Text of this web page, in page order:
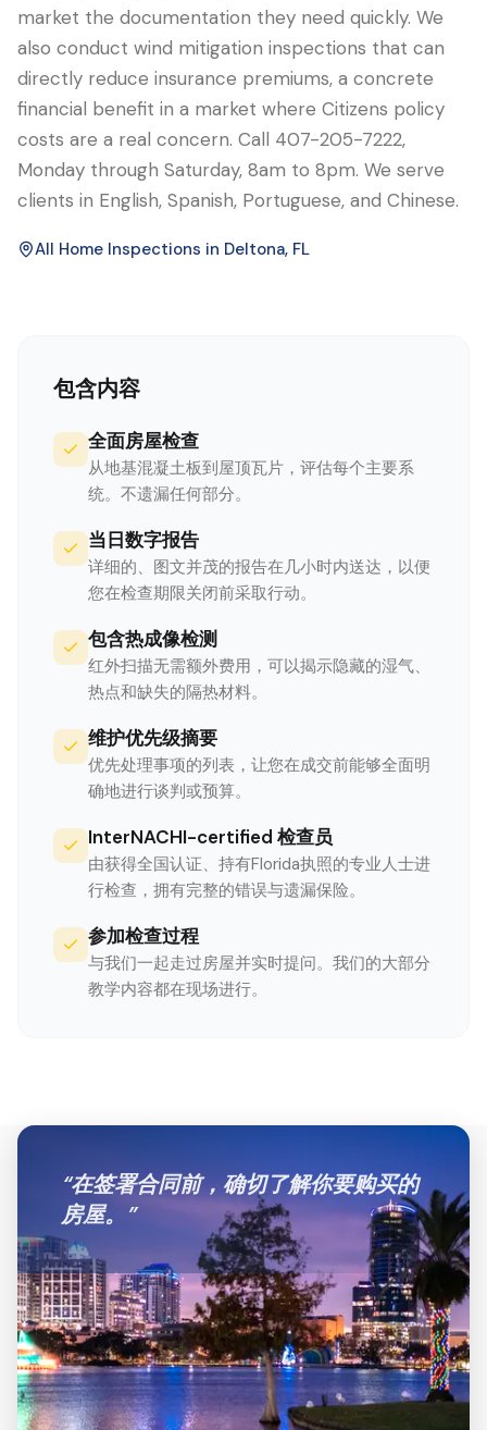
market the documentation they need quickly. We
also conduct wind mitigation inspections that can
directly reduce insurance premiums, a concrete
financial benefit in a market where Citizens policy
costs are a real concern. Call 407-205-7222,
Monday through Saturday, 8am to 8pm. We serve
clients in English, Spanish, Portuguese, and Chinese.
All Home Inspections in Deltona, FL
包含内容
全面房屋检查
从地基混凝土板到屋顶瓦片，评估每个主要系
统。不遗漏任何部分。
当日数字报告
详细的、图文并茂的报告在几小时内送达，以便
您在检查期限关闭前采取行动。
包含热成像检测
红外扫描无需额外费用，可以揭示隐藏的湿气、
热点和缺失的隔热材料。
维护优先级摘要
优先处理事项的列表，让您在成交前能够全面明
确地进行谈判或预算。
InterNACHI-certified 检查员
由获得全国认证、持有Florida执照的专业人士进
行检查，拥有完整的错误与遗漏保险。
参加检查过程
与我们一起走过房屋并实时提问。我们的大部分
教学内容都在现场进行。
“在签署合同前，确切了解你要购买的
房屋。 ”